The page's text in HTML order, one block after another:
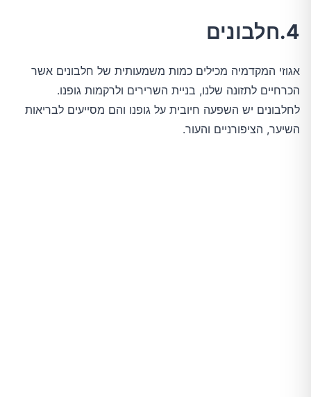
4.חלבונים
אגוזי המקדמיה מכילים כמות משמעותית של חלבונים אשר
הכרחיים לתזונה שלנו, בניית השרירים ולרקמות גופנו.
לחלבונים יש השפעה חיובית על גופנו והם מסייעים לבריאות
השיער, הציפורניים והעור.